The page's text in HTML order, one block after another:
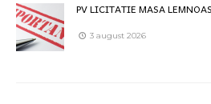
PV LICITATIE MASA
3 august 2026